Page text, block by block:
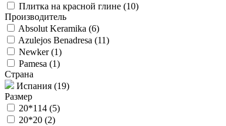
Плитка на красной глине (10)
Производитель
Absolut Keramika (6)
Azulejos Benadresa (11)
Newker (1)
Pamesa (1)
Страна
Испания (19)
Размер
20*114 (5)
20*20 (2)